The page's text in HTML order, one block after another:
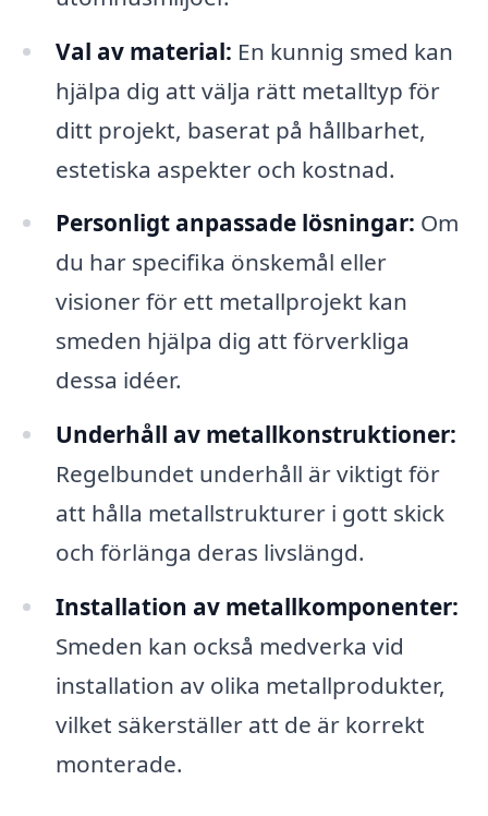
Val av material: En kunnig smed kan
hjälpa dig att välja rätt metalltyp för
ditt projekt, baserat på hållbarhet,
estetiska aspekter och kostnad.
Personligt anpassade lösningar: Om
du har specifika önskemål eller
visioner för ett metallprojekt kan
smeden hjälpa dig att förverkliga
dessa idéer.
Underhåll av metallkonstruktioner:
Regelbundet underhåll är viktigt för
att hålla metallstrukturer i gott skick
och förlänga deras livslängd.
Installation av metallkomponenter:
Smeden kan också medverka vid
installation av olika metallprodukter,
vilket säkerställer att de är korrekt
monterade.